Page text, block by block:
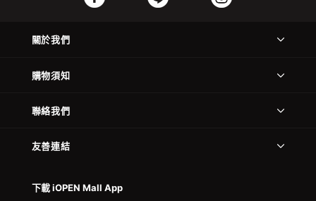
關於我們
購物須知
聯絡我們
友善連結
下載 iOPEN Mall App